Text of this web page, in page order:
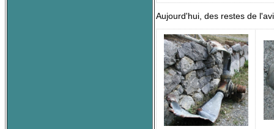
Aujourd'hui, des restes de